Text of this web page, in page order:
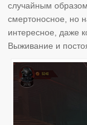
случайным
смертоносное, но
интересное, даже
Выживание и